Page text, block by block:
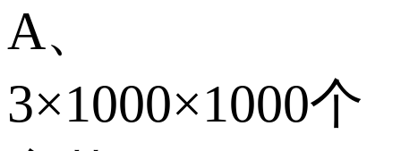
A、
3×1000×1000个